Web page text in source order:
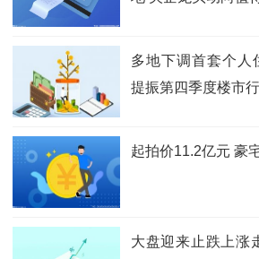
多地下调首套个人
提振第四季度楼市
起拍价11.2亿元 豪
大盘迎来止跌上涨